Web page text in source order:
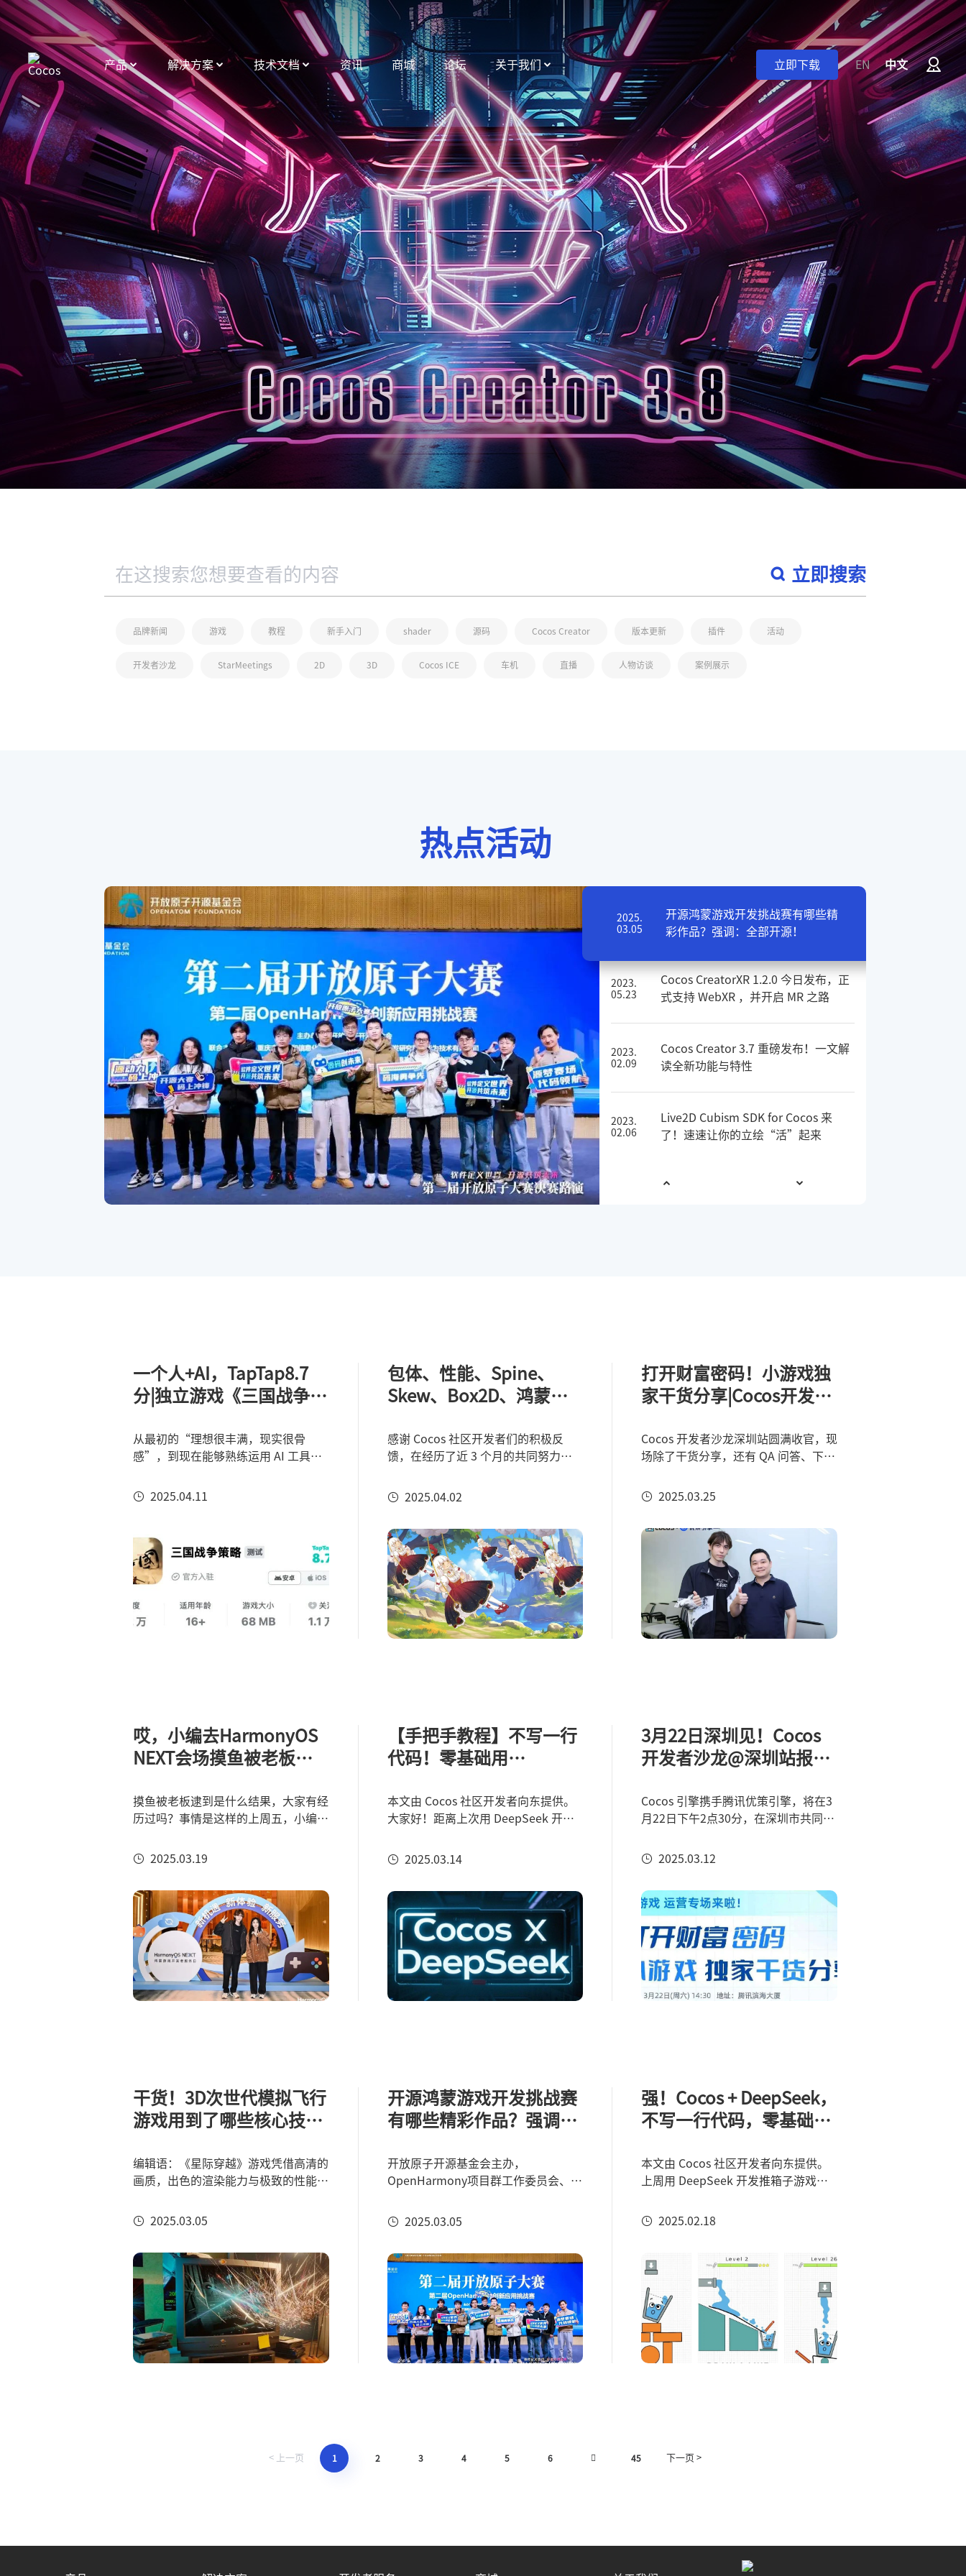
产品 解决方案 技术文档 资讯 商城 论坛 关于我们 立即下载 EN 中文
立即搜索
品牌新闻 游戏 教程 新手入门 shader 源码 Cocos Creator 版本更新 插件 活动
开发者沙龙 StarMeetings 2D 3D Cocos ICE 车机 直播 人物访谈 案例展示
热点活动
2025.
03.05
开源鸿蒙游戏开发挑战赛有哪些精
彩作品？强调：全部开源！
2023.
05.23
Cocos CreatorXR 1.2.0 今日发布，正
式支持 WebXR ，并开启 MR 之路
2023.
02.09
Cocos Creator 3.7 重磅发布！一文解
读全新功能与特性
2023.
02.06
Live2D Cubism SDK for Cocos 来
了！速速让你的立绘“活”起来
一个人+AI，TapTap8.7
分|独立游戏《三国战争策
从最初的“理想很丰满，现实很骨
感”，到现在能够熟练运用 AI 工具助
AI 时代，独立开发者的道路虽然依然
2025.04.11
包体、性能、Spine、
Skew、Box2D、鸿蒙
正式版来了！
感谢 Cocos 社区开发者们的积极反
馈，在经历了近 3 个月的共同努力
了。作为一款开源引擎，Cocos 引擎
2025.04.02
打开财富密码！小游戏独
家干货分享|Cocos开发者
Cocos 开发者沙龙深圳站圆满收官，现
场除了干货分享，还有 QA 问答、下午
气氛十分热烈！
2025.03.25
哎，小编去HarmonyOS
NEXT会场摸鱼被老板发
摸鱼被老板逮到是什么结果，大家有经
历过吗？事情是这样的上周五，小编看
服务日活动在成都举办，还管饭，反手
2025.03.19
【手把手教程】不写一行
代码！零基础用
戏
本文由 Cocos 社区开发者向东提供。
大家好！距离上次用 DeepSeek 开发
本期我将带大家手把手开发一款 3D 小
2025.03.14
3月22日深圳见！Cocos
开发者沙龙@深圳站报名
速！
Cocos 引擎携手腾讯优策引擎，将在3
月22日下午2点30分，在深圳市共同打
介绍随着小游戏市场高速发展，精细化
2025.03.12
干货！3D次世代模拟飞行
游戏用到了哪些核心技
编辑语：《星际穿越》游戏凭借高清的
画质，出色的渲染能力与极致的性能表
编有幸邀请开发团队 gamemcu 做一
2025.03.05
开源鸿蒙游戏开发挑战赛
有哪些精彩作品？强调：
开放原子开源基金会主办，
OpenHarmony项目群工作委员会、
OpenHarmony创新应用挑战赛圆满收
2025.03.05
强！Cocos + DeepSeek，
不写一行代码，零基础做
本文由 Cocos 社区开发者向东提供。
上周用 DeepSeek 开发推箱子游戏
当然不是！今天我将带大家用
2025.02.18
< 上一页 1 2 3 4 5 6 45 下一页 >